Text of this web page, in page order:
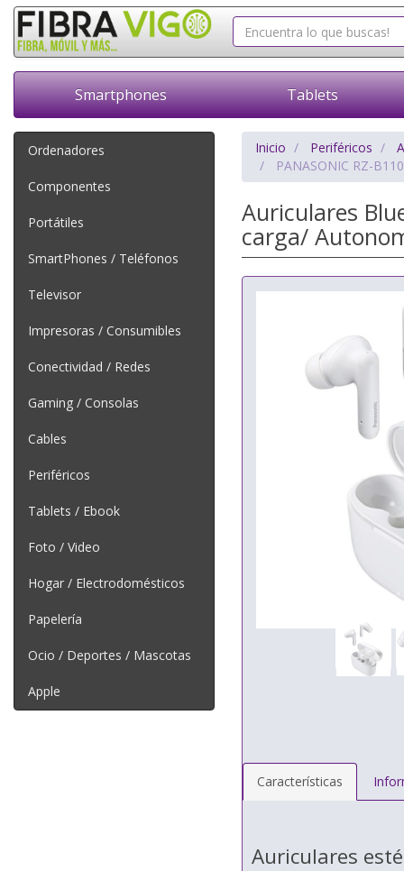
Smartphones Tablets
Ordenadores
Componentes
Portátiles
SmartPhones / Teléfonos
Televisor
Impresoras / Consumibles
Conectividad / Redes
Gaming / Consolas
Cables
Periféricos
Tablets / Ebook
Foto / Video
Hogar / Electrodomésticos
Papelería
Ocio / Deportes / Mascotas
Apple
Inicio Periféricos
PANASONIC RZ-
Auriculares
carga/
Características
Auriculares